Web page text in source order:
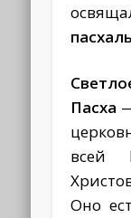
Пасха
всей
Оно